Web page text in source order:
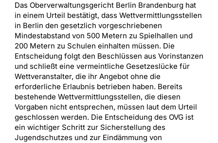
Das Oberverwaltungsgericht Berlin Brandenburg hat
in einem Urteil bestätigt, dass Wettvermittlungsstellen
in Berlin den gesetzlich vorgeschriebenen
Mindestabstand von 500 Metern zu Spielhallen und
200 Metern zu Schulen einhalten müssen. Die
Entscheidung folgt den Beschlüssen aus Vorinstanzen
und schließt eine vermeintliche Gesetzeslücke für
Wettveranstalter, die ihr Angebot ohne die
erforderliche Erlaubnis betrieben haben. Bereits
bestehende Wettvermittlungsstellen, die diesen
Vorgaben nicht entsprechen, müssen laut dem Urteil
geschlossen werden. Die Entscheidung des OVG ist
ein wichtiger Schritt zur Sicherstellung des
Jugendschutzes und zur Eindämmung von